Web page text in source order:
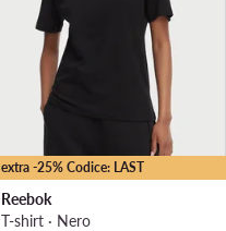
extra -25% Codice: LAST
Reebok
T-shirt · Nero